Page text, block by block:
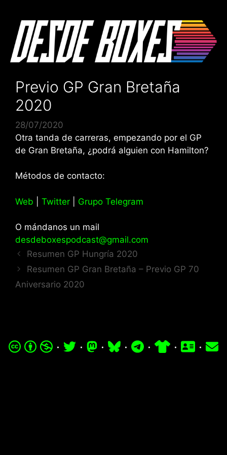
contenido
Previo GP Gran Bretaña
2020
28/07/2020
Otra tanda de carreras, empezando por el GP
de Gran Bretaña, ¿podrá alguien con Hamilton?
Métodos de contacto:
Web Twitter Grupo Telegram
O mándanos un mail
desdeboxespodcast@gmail.com
Resumen GP Hungría 2020
Resumen GP Gran Bretaña – Previo GP 70
Aniversario 2020
· · · · · · ·